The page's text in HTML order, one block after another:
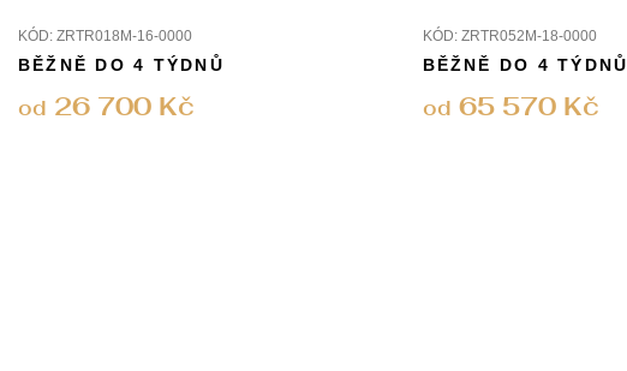
KÓD: ZRTR018M-16-0000
od 26 700 Kč
BĚŽNĚ DO 4 TÝDNŮ
KÓD: ZRTR052M-18-0000
od 65 570 Kč
BĚŽNĚ DO 4 TÝDNŮ